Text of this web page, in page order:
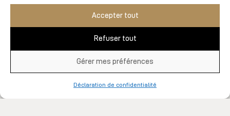
Accepter tout
Refuser tout
Gérer mes préférences
Déclaration de confidentialité